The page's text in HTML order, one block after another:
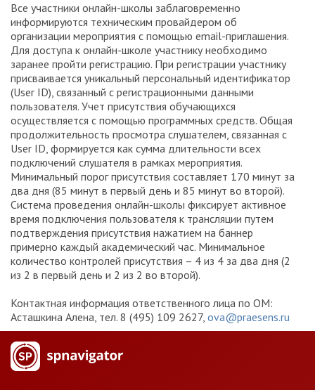
Все участники онлайн-школы заблаговременно
информируются техническим провайдером об
организации мероприятия с помощью email-приглашения.
Для доступа к онлайн-школе участнику необходимо
заранее пройти регистрацию. При регистрации участнику
присваивается уникальный персональный идентификатор
(User ID), связанный с регистрационными данными
пользователя. Учет присутствия обучающихся
осуществляется с помощью программных средств. Общая
продолжительность просмотра слушателем, связанная с
User ID, формируется как сумма длительности всех
подключений слушателя в рамках мероприятия.
Минимальный порог присутствия составляет 170 минут за
два дня (85 минут в первый день и 85 минут во второй).
Система проведения онлайн-школы фиксирует активное
время подключения пользователя к трансляции путем
подтверждения присутствия нажатием на баннер
примерно каждый академический час. Минимальное
количество контролей присутствия – 4 из 4 за два дня (2
из 2 в первый день и 2 из 2 во второй).
Контактная информация ответственного лица по ОМ:
Асташкина Алена, тел. 8 (495) 109 2627, ova@praesens.ru